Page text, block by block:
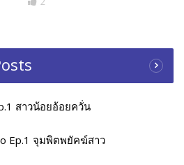
สาวน้อยอ้อยควั่น
Ep.1 จุมพิตพยัคฆ์สาว